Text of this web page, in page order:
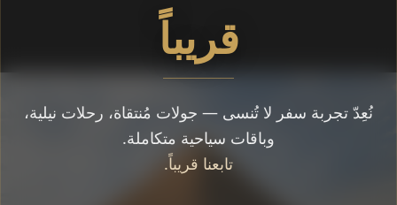
قريباً
نُعِدّ تجربة سفر لا تُنسى — جولات مُنتقاة، رحلات نيلية،
وباقات سياحية متكاملة.
تابعنا قريباً.